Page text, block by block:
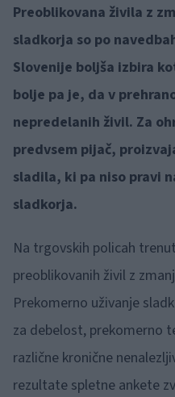
Preoblikovana živila z
sladkorja so po
Slovenije boljša izbira
bolje pa je, da v
nepredelanih živil. Za
predvsem pijač,
sladila, ki pa niso pravi
sladkorja.
Na trgovskih policah
preoblikovanih živil z
Prekomerno uživanje
za debelost, prekomerno
različne kronične
rezultate spletne ankete